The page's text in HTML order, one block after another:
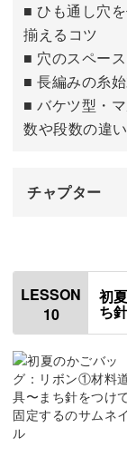
側面の12段目
■ ひも通し穴
揃えるコツ
■ 穴のスペー
■ 長編みの糸
■ バケツ型・
数や段数の違
チャプター
紐通し穴に
編み残す場
側面の21段
側面の22〜
段目）
LESSON
10
初
ち